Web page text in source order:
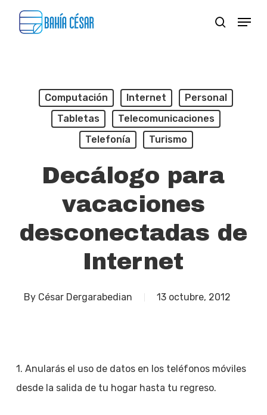
search
Menu
Computación Internet
Personal
Tabletas
Telecomunicaciones
Telefonía
Turismo
Decálogo para
vacaciones
desconectadas de
Internet
By César Dergarabedian 13 octubre, 2012
1. Anularás el uso de datos en los teléfonos móviles
desde la salida de tu hogar hasta tu regreso.